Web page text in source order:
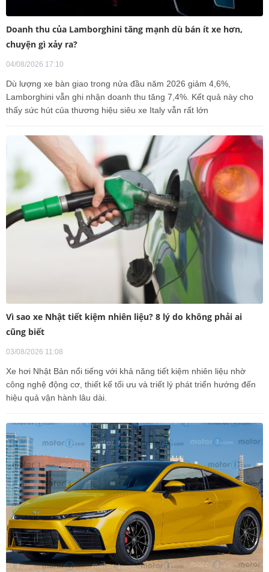
Doanh thu của Lamborghini tăng mạnh dù bán ít xe hơn,
chuyện gì xảy ra?
04/08/2026 17:10
Dù lượng xe bàn giao trong nửa đầu năm 2026 giảm 4,6%,
Lamborghini vẫn ghi nhận doanh thu tăng 7,4%. Kết quả này cho
thấy sức hút của thương hiệu siêu xe Italy vẫn rất lớn
Vì sao xe Nhật tiết kiệm nhiên liệu? 8 lý do không phải ai
cũng biết
03/08/2026 11:08
Xe hơi Nhật Bản nổi tiếng với khả năng tiết kiệm nhiên liệu nhờ
công nghệ động cơ, thiết kế tối ưu và triết lý phát triển hướng đến
hiệu quả vận hành lâu dài.